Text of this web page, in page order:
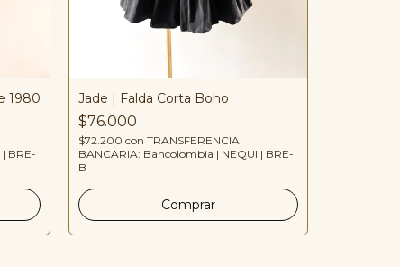
1980
BRE-
Jade | Falda Corta Boho
$76.000
$72.200 con TRANSFERENCIA
BANCARIA: Bancolombia | NEQUI | BRE-
B